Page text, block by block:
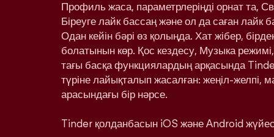
Профиль жаса, параметрлеріңді орнат та,
Біреуге лайк бассаң және ол да саған лайк
Одан кейін бәрі өз қолыңда. Хат жібер,
болатынын көр. Қос кездесу, Музыка
тағы басқа функциялардың арқасында
түріне лайықталып жасалған: жеңіл-желпі,
арасындағы бір нәрсе.
Tinder қолданбасын iOS және Android